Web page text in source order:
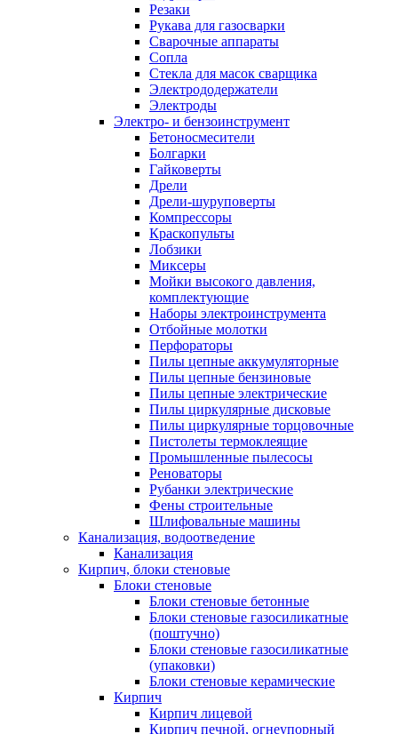
Резаки
Рукава для газосварки
Сварочные аппараты
Сопла
Стекла для масок сварщика
Электрододержатели
Электроды
Электро- и бензоинструмент
Бетоносмесители
Болгарки
Гайковерты
Дрели
Дрели-шуруповерты
Компрессоры
Краскопульты
Лобзики
Миксеры
Мойки высокого давления,
комплектующие
Наборы электроинструмента
Отбойные молотки
Перфораторы
Пилы цепные аккумуляторные
Пилы цепные бензиновые
Пилы цепные электрические
Пилы циркулярные дисковые
Пилы циркулярные торцовочные
Пистолеты термоклеящие
Промышленные пылесосы
Реноваторы
Рубанки электрические
Фены строительные
Шлифовальные машины
Канализация, водоотведение
Канализация
Кирпич, блоки стеновые
Блоки стеновые
Блоки стеновые бетонные
Блоки стеновые газосиликатные
(поштучно)
Блоки стеновые газосиликатные
(упаковки)
Блоки стеновые керамические
Кирпич
Кирпич лицевой
Кирпич печной, огнеупорный